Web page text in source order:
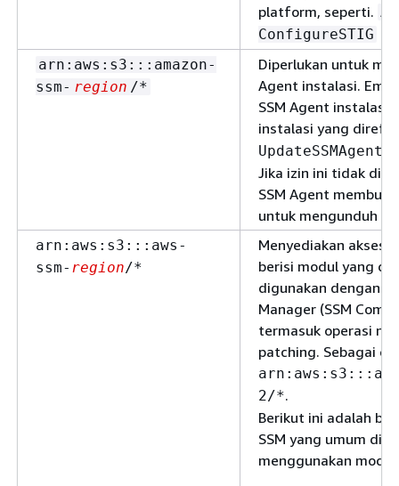
platform, seperti.
ConfigureSTIG
arn:aws:s3:::amazon-
ssm- region /*
Diperlukan untuk
Agent instalasi.
SSM Agent
instalasi yang
UpdateSSMAgent
Jika izin ini tidak
SSM Agent
untuk mengunduh
arn:aws:s3:::aws-
ssm- region/*
Menyediakan akses
berisi modul yang
digunakan dengan
Manager (SSM
termasuk operasi
patching. Sebagai
2/*.
Berikut ini adalah
SSM yang umum
menggunakan